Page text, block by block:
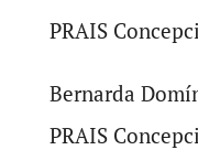
PRAIS
Bernarda
PRAIS